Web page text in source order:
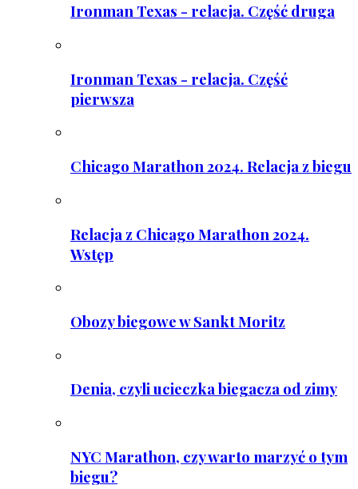
Ironman Texas - relacja. Część druga
Ironman Texas - relacja. Część
pierwsza
Chicago Marathon 2024. Relacja z biegu
Relacja z Chicago Marathon 2024.
Wstęp
Obozy biegowe w Sankt Moritz
Denia, czyli ucieczka biegacza od zimy
NYC Marathon, czy warto marzyć o tym
biegu?